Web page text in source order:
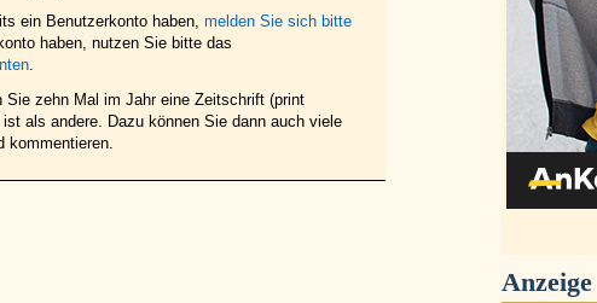
ein Benutzerkonto haben, melden Sie sich bitte
haben, nutzen Sie bitte das
.
Sie zehn Mal im Jahr eine Zeitschrift (print
als andere. Dazu können Sie dann auch viele
kommentieren.
Anzeige